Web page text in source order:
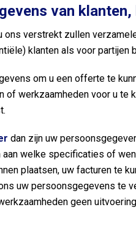
van
verstrekt zullen
klanten als voor partijen
om u een offerte te
werkzaamheden voor u te
dan zijn uw
welke specificaties of
plaatsen, uw facturen te
uw persoonsgegevens
geen